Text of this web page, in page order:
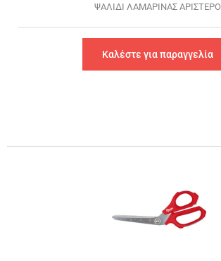
ΨΑΛΙΔΙ ΛΑΜΑΡΙΝΑΣ ΑΡΙΣΤΕΡΟ
Καλέστε για παραγγελία